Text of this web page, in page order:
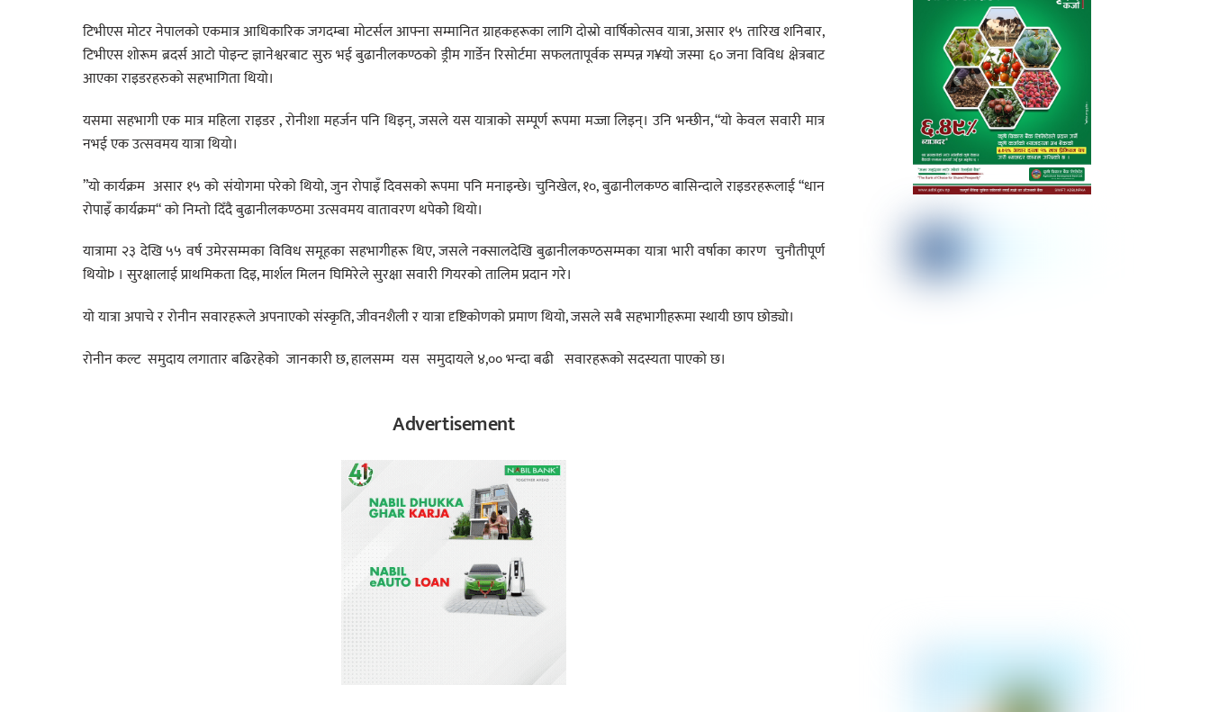
टिभीएस मोटर नेपालको एकमात्र आधिकारिक जगदम्बा मोटर्सल आफ्ना सम्मानित ग्राहकहरूका लागि दोस्रो वार्षिकोत्सव यात्रा, असार १५ तारिख शनिबार,
टिभीएस शोरूम ब्रदर्स आटो पोइन्ट ज्ञानेश्वरबाट सुरु भई बुढानीलकण्ठको ड्रीम गार्डेन रिसोर्टमा सफलतापूर्वक सम्पन्न ग¥यो जस्मा ६० जना विविध क्षेत्रबाट
आएका राइडरहरुको सहभागिता थियो।
यसमा सहभागी एक मात्र महिला राइडर , रोनीशा महर्जन पनि थिइन्, जसले यस यात्राको सम्पूर्ण रूपमा मज्जा लिइन्। उनि भन्छीन, “यो केवल सवारी मात्र
नभई एक उत्सवमय यात्रा थियो।
”यो कार्यक्रम असार १५ को संयोगमा परेको थियो, जुन रोपाइँ दिवसको रूपमा पनि मनाइन्छे। चुनिखेल, १०, बुढानीलकण्ठ बासिन्दाले राइडरहरूलाई “धान
रोपाइँ कार्यक्रम“ को निम्तो दिँदै बुढानीलकण्ठमा उत्सवमय वातावरण थपेकोे थियो।
यात्रामा २३ देखि ५५ वर्ष उमेरसम्मका विविध समूहका सहभागीहरू थिए, जसले नक्सालदेखि बुढानीलकण्ठसम्मका यात्रा भारी वर्षाका कारण चुनौतीपूर्ण
थियोÞ । सुरक्षालाई प्राथमिकता दिइ, मार्शल मिलन घिमिरेले सुरक्षा सवारी गियरको तालिम प्रदान गरे।
यो यात्रा अपाचे र रोनीन सवारहरूले अपनाएको संस्कृति, जीवनशैली र यात्रा दृष्टिकोणको प्रमाण थियो, जसले सबै सहभागीहरूमा स्थायी छाप छोड्यो।
रोनीन कल्ट समुदाय लगातार बढिरहेको जानकारी छ, हालसम्म यस समुदायले ४,०० भन्दा बढी सवारहरूको सदस्यता पाएको छ।
Advertisement